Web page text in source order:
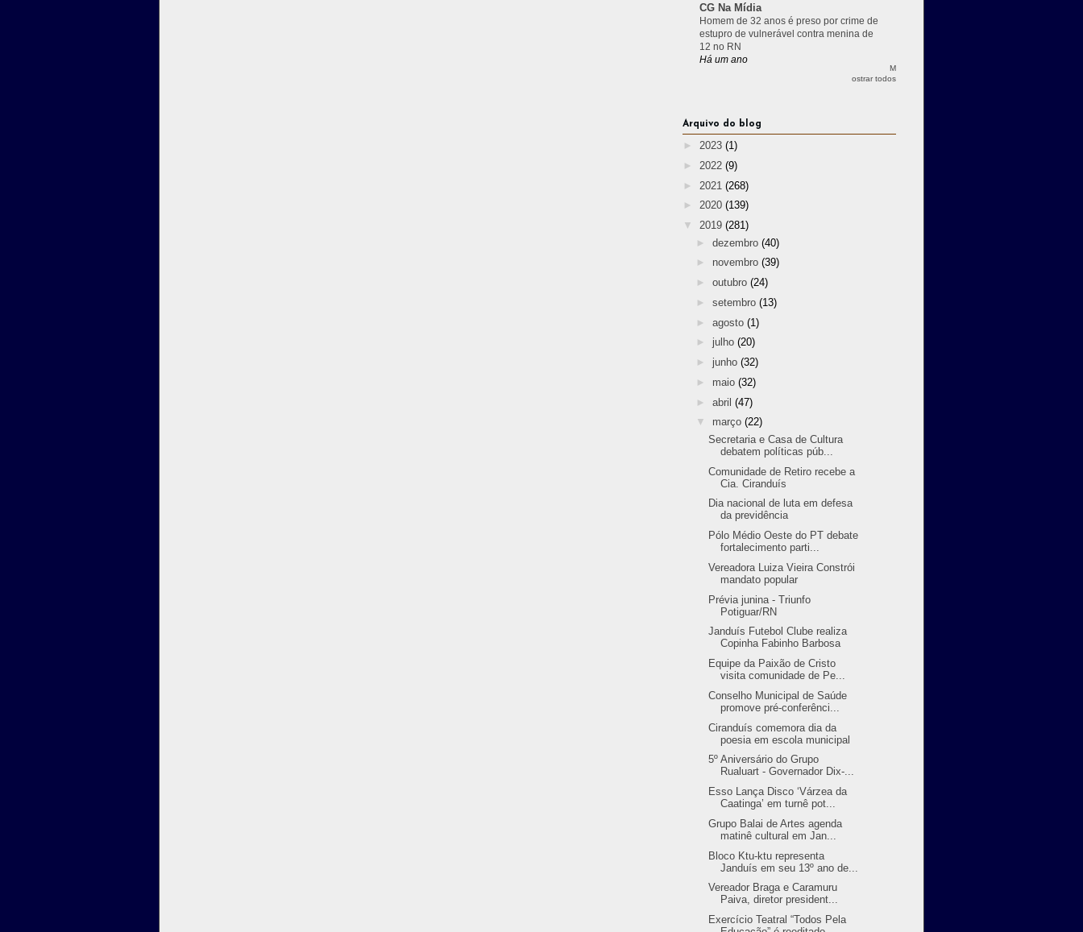
CG Na Mídia
Homem de 32 anos é preso por crime de
estupro de vulnerável contra menina de
12 no RN
Há um ano
M
ostrar todos
Arquivo do blog
► 2023 (1)
► 2022 (9)
► 2021 (268)
► 2020 (139)
▼ 2019 (281)
► dezembro (40)
► novembro (39)
► outubro (24)
► setembro (13)
► agosto (1)
► julho (20)
► junho (32)
► maio (32)
► abril (47)
▼ março (22)
Secretaria e Casa de Cultura
debatem políticas púb...
Comunidade de Retiro recebe a
Cia. Ciranduís
Dia nacional de luta em defesa
da previdência
Pólo Médio Oeste do PT debate
fortalecimento parti...
Vereadora Luiza Vieira Constrói
mandato popular
Prévia junina - Triunfo
Potiguar/RN
Janduís Futebol Clube realiza
Copinha Fabinho Barbosa
Equipe da Paixão de Cristo
visita comunidade de Pe...
Conselho Municipal de Saúde
promove pré-conferênci...
Ciranduís comemora dia da
poesia em escola municipal
5º Aniversário do Grupo
Rualuart - Governador Dix-...
Esso Lança Disco ‘Várzea da
Caatinga’ em turnê pot...
Grupo Balai de Artes agenda
matinê cultural em Jan...
Bloco Ktu-ktu representa
Janduís em seu 13º ano de...
Vereador Braga e Caramuru
Paiva, diretor president...
Exercício Teatral “Todos Pela